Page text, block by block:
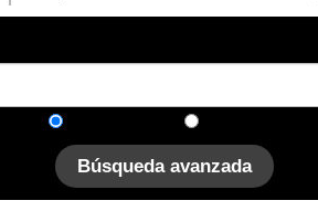
Búsqueda avanzada